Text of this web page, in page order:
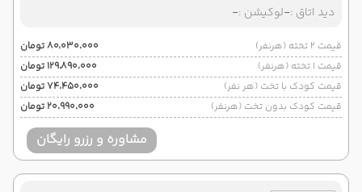
دید اتاق :-لوکیشن :-
قیمت 2 تخته (هرنفر)
۸۰٬۰۳۰٬۰۰۰ تومان
قیمت 1 تخته (هرنفر)
۱۲۹٬۸۹۰٬۰۰۰ تومان
قیمت کودک با تخت (هر نفر)
۷۴٬۴۵۰٬۰۰۰ تومان
قیمت کودک بدون تخت (هرنفر)
۲۰٬۹۹۰٬۰۰۰ تومان
مشاوره و رزرو رایگان